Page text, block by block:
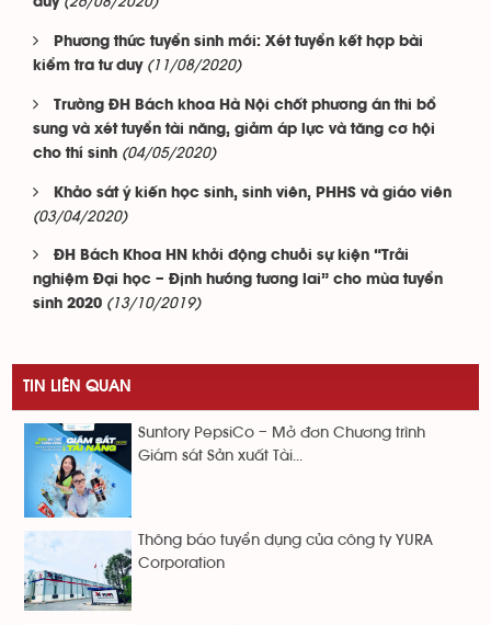
Phương thức tuyển sinh mới: Xét tuyển kết hợp bài
kiểm tra tư duy (11/08/2020)
Trường ĐH Bách khoa Hà Nội chốt phương án thi bổ
sung và xét tuyển tài năng, giảm áp lực và tăng cơ hội
cho thí sinh (04/05/2020)
Khảo sát ý kiến học sinh, sinh viên, PHHS và giáo viên
(03/04/2020)
ĐH Bách Khoa HN khởi động chuỗi sự kiện “Trải
nghiệm Đại học – Định hướng tương lai” cho mùa tuyển
sinh 2020 (13/10/2019)
TIN LIÊN QUAN
Suntory PepsiCo – Mở đơn Chương trình
Giám sát Sản xuất Tài...
Thông báo tuyển dụng của công ty YURA
Corporation